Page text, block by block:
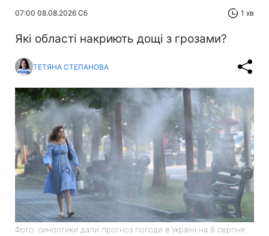
07:00 08.08.2026 Сб 1 хв
Які області накриють дощі з грозами?
ТЕТЯНА СТЕПАНОВА
Фото: синоптики дали прогноз погоди в Україні на 8 серпня